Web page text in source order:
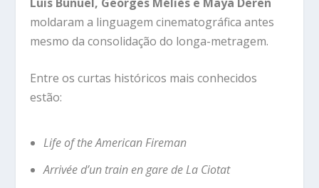
moldaram a linguagem cinematográfica antes
mesmo da consolidação do longa-metragem.
Entre os curtas históricos mais conhecidos
estão:
Life of the American Fireman
Arrivée d’un train en gare de La Ciotat